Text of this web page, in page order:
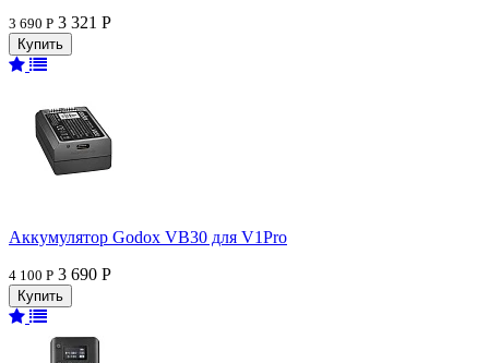
3 690 Р 3 321 Р
Аккумулятор Godox VB30 для V1Pro
4 100 Р 3 690 Р